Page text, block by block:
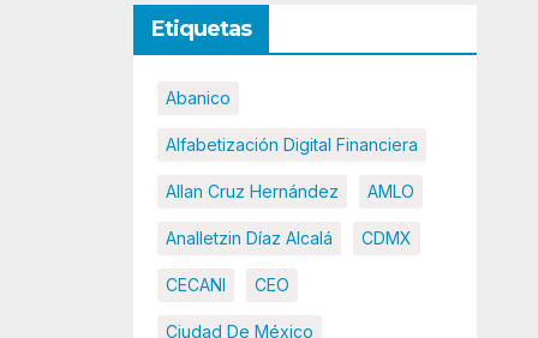
Etiquetas
Abanico
Alfabetización Digital Financiera
Allan Cruz Hernández AMLO
Analletzin Díaz Alcalá CDMX
CECANI CEO
Ciudad De México